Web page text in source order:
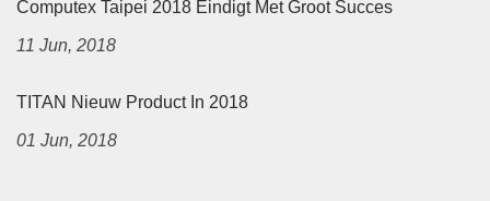
Computex Taipei 2018 Eindigt Met Groot Succes
11 Jun, 2018
TITAN Nieuw Product In 2018
01 Jun, 2018